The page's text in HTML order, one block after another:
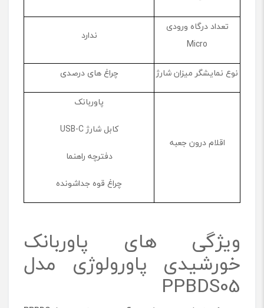
تعداد درگاه ورودی
Micro
ندارد
نوع نمایشگر میزان شارژ چراغ های درصدی
اقلام درون جعبه
پاوربانک
کابل شارژ USB-C
دفترچه راهنما
چراغ قوه جداشونده
ویژگی های پاوربانک
خورشیدی پاورولوژی مدل
PPBDS05